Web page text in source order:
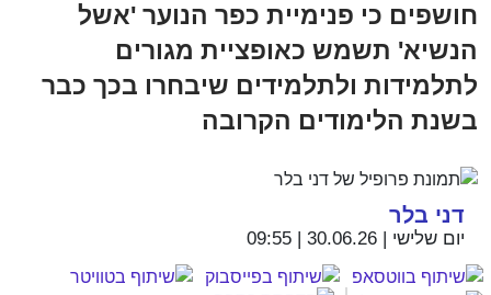
חושפים כי פנימיית כפר הנוער 'אשל
הנשיא' תשמש כאופציית מגורים
לתלמידות ולתלמידים שיבחרו בכך כבר
בשנת הלימודים הקרובה
דני בלר
יום שלישי | 30.06.26 | 09:55